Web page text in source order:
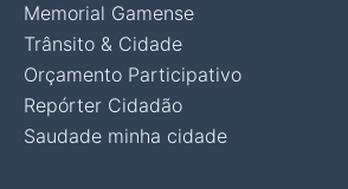
Memorial Gamense
Trânsito & Cidade
Orçamento Participativo
Repórter Cidadão
Saudade minha cidade